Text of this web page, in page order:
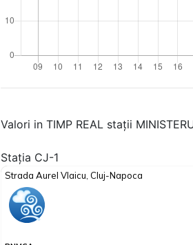
Valori in TIMP REAL stații
Stația CJ-1